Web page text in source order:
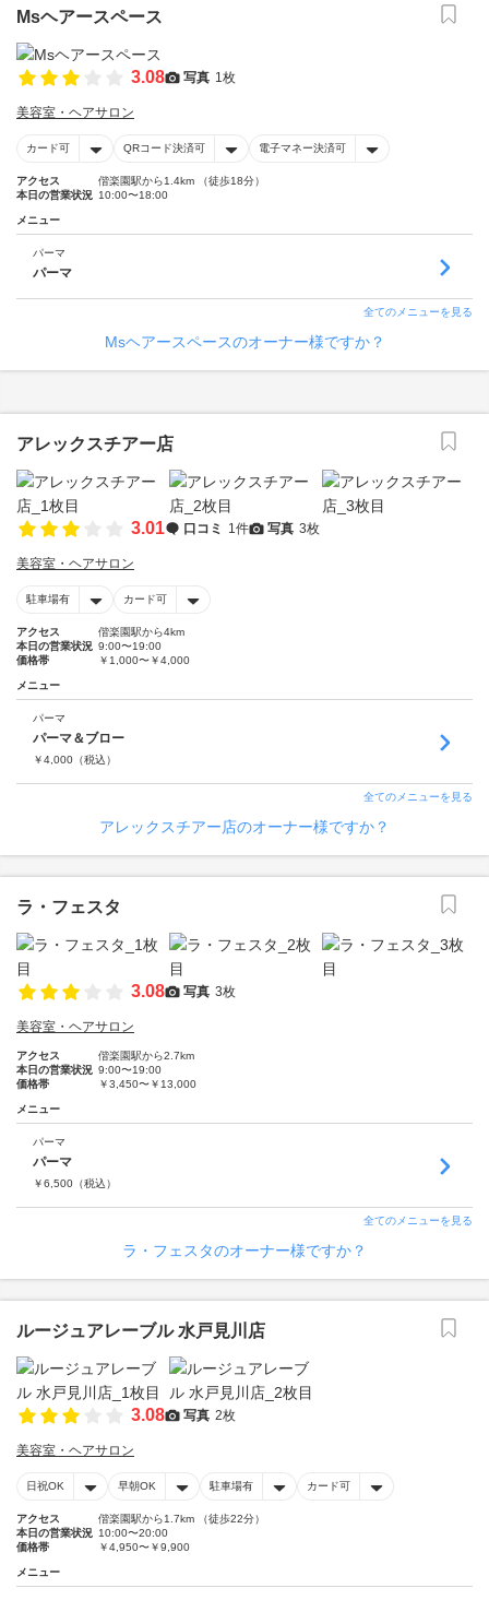
Msヘアースペース
3.08 写真 1枚
美容室・ヘアサロン
カード可 QRコード決済可 電子マネー決済可
アクセス
偕楽園駅から1.4km （徒歩18分）
本日の営業状況 10:00〜18:00
メニュー
パーマ
パーマ
全てのメニューを見る
Msヘアースペースのオーナー様ですか？
アレックスチアー店
3.01 口コミ 1件 写真 3枚
美容室・ヘアサロン
駐車場有 カード可
アクセス
偕楽園駅から4km
本日の営業状況 9:00〜19:00
価格帯
￥1,000〜￥4,000
メニュー
パーマ
パーマ＆ブロー
￥4,000 （税込）
全てのメニューを見る
アレックスチアー店のオーナー様ですか？
ラ・フェスタ
3.08 写真 3枚
美容室・ヘアサロン
アクセス
偕楽園駅から2.7km
本日の営業状況 9:00〜19:00
価格帯
￥3,450〜￥13,000
メニュー
パーマ
パーマ
￥6,500 （税込）
全てのメニューを見る
ラ・フェスタのオーナー様ですか？
ルージュアレーブル 水戸見川店
3.08 写真 2枚
美容室・ヘアサロン
日祝OK 早朝OK 駐車場有 カード可
アクセス
偕楽園駅から1.7km （徒歩22分）
本日の営業状況 10:00〜20:00
価格帯
￥4,950〜￥9,900
メニュー